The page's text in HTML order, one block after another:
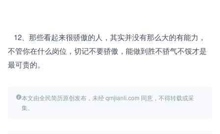
不管你在什么岗位，切记不要骄傲，能做到胜不骄气不馁才是
最可贵的。
本文由全民简历原创发布，未经 qmjianli.com 同意，不得转载或采
集。